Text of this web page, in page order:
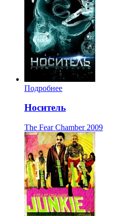
Подробнее
Носитель
The Fear Chamber 2009